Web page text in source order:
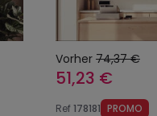
Vorher 74,37 €
51,23 €
Ref178181 PROMO